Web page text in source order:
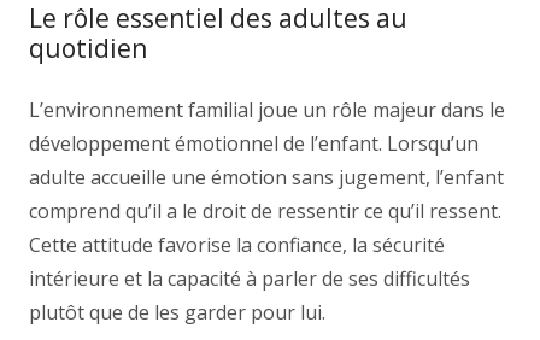
Le rôle essentiel des adultes au
quotidien
L’environnement familial joue un rôle majeur dans le
développement émotionnel de l’enfant. Lorsqu’un
adulte accueille une émotion sans jugement, l’enfant
comprend qu’il a le droit de ressentir ce qu’il ressent.
Cette attitude favorise la confiance, la sécurité
intérieure et la capacité à parler de ses difficultés
plutôt que de les garder pour lui.